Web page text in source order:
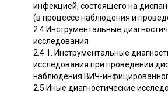
инфекцией, состоящего на
(в процессе наблюдения и
2.4 Инструментальные
исследования
2.4.1. Инструментальные
исследования при проведении
наблюдения ВИЧ-
2.5 Иные диагностические